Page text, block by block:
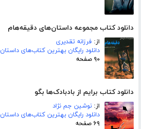
دانلود کتاب مجموعه داستان‌های دقیقه‌هام
از: فرزانه تقدیری
دانلود رایگان بهترین کتاب‌های داستان
۹۰ صفحه
دانلود کتاب برایم از بادبادک‌ها بگو
از: نوشین جم نژاد
دانلود رایگان بهترین کتاب‌های داستان
۶۹ صفحه